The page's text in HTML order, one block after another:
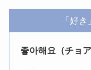
「好
좋아해요（チョア